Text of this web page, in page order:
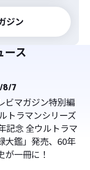
ジン
ース
8/7
ビマガジン特別編
トラマンシリーズ
記念 全ウルトラマ
大鑑」発売、60年
が一冊に！